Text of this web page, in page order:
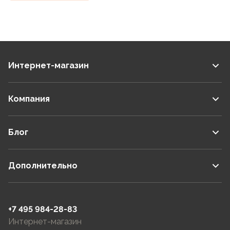
Интернет-магазин
Компания
Блог
Дополнительно
+7 495 984-28-83
Интернет-магазин